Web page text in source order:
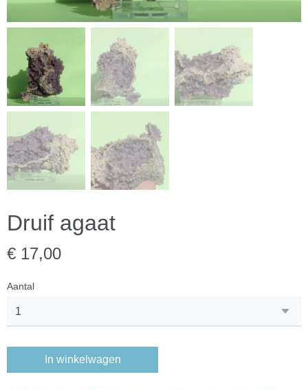
Druif agaat
€ 17,00
Aantal
In winkelwagen